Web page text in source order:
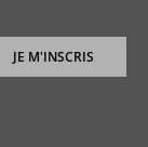
JE M'INSCRIS